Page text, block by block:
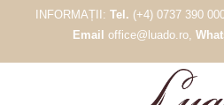
INFORMAȚII: Tel. (+4) 0737 390
Email office@luado.ro,